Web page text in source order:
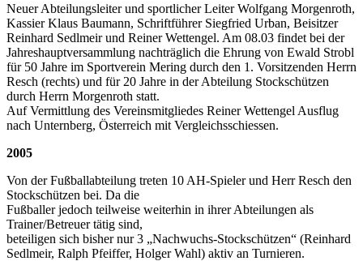
Neuer Abteilungsleiter und sportlicher Leiter Wolfgang Morgenroth,
Kassier Klaus Baumann, Schriftführer Siegfried Urban, Beisitzer
Reinhard Sedlmeir und Reiner Wettengel. Am 08.03 findet bei der
Jahreshauptversammlung nachträglich die Ehrung von Ewald Strobl
für 50 Jahre im Sportverein Mering durch den 1. Vorsitzenden Herrn
Resch (rechts) und für 20 Jahre in der Abteilung Stockschützen
durch Herrn Morgenroth statt.
Auf Vermittlung des Vereinsmitgliedes Reiner Wettengel Ausflug
nach Unternberg, Österreich mit Vergleichsschiessen.
2005
Von der Fußballabteilung treten 10 AH-Spieler und Herr Resch den
Stockschützen bei. Da die
Fußballer jedoch teilweise weiterhin in ihrer Abteilungen als
Trainer/Betreuer tätig sind,
beteiligen sich bisher nur 3 „Nachwuchs-Stockschützen“ (Reinhard
Sedlmeir, Ralph Pfeiffer, Holger Wahl) aktiv an Turnieren.